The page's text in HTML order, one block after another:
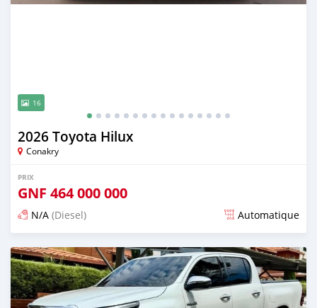
16
2026 Toyota Hilux
Conakry
PRIX
GNF 464 000 000
N/A (Diesel) Automatique
Publié il y a 4 mois